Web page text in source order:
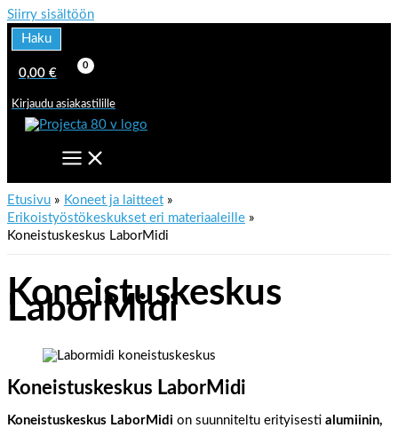
Siirry sisältöön
Haku
0,00 €
Kirjaudu asiakastilille
Etusivu
Koneet ja laitteet
Erikoistyöstökeskukset eri materiaaleille
Koneistuskeskus LaborMidi
Koneistuskeskus
LaborMidi
Koneistuskeskus LaborMidi
Koneistuskeskus LaborMidi on suunniteltu erityisesti alumiinin,